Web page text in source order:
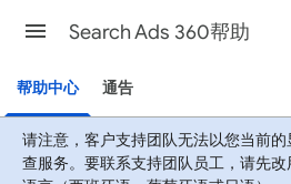
Search Ads 360帮助
帮助中心 通告
请注意，客户支持团队无法以您当前
查服务。要联系支持团队员工，请先